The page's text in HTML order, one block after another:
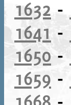
1632 -
1641 -
1650-
1659 -